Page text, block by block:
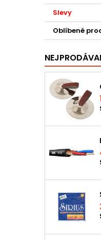
Slevy
Oblíbené